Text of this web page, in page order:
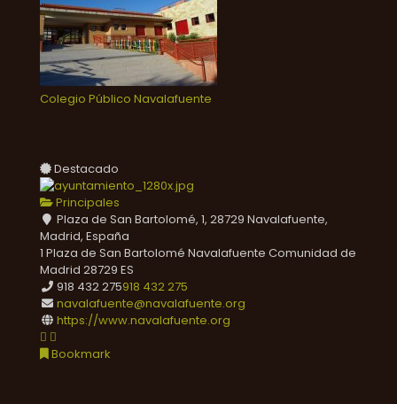
Colegio Público Navalafuente
Destacado
Principales
Plaza de San Bartolomé, 1, 28729 Navalafuente,
Madrid, España
1 Plaza de San Bartolomé Navalafuente Comunidad de
Madrid 28729 ES
918 432 275918 432 275
navalafuente@navalafuente.org
https://www.navalafuente.org
Bookmark